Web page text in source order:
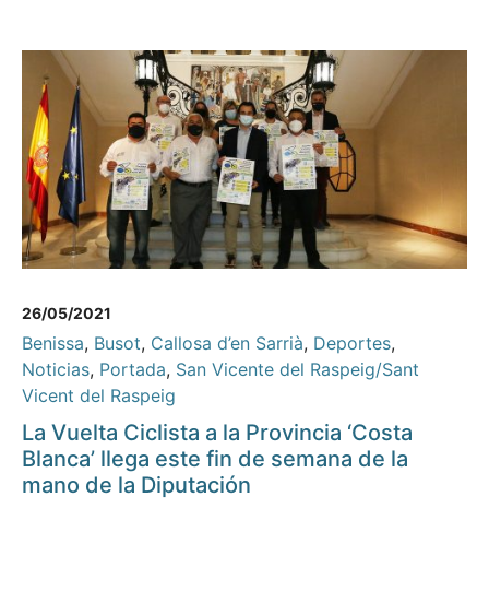
26/05/2021
Benissa, Busot, Callosa d’en Sarrià, Deportes,
Noticias, Portada, San Vicente del Raspeig/Sant
Vicent del Raspeig
La Vuelta Ciclista a la Provincia ‘Costa
Blanca’ llega este fin de semana de la
mano de la Diputación